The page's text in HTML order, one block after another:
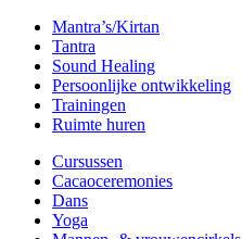
Mantra’s/Kirtan
Tantra
Sound Healing
Persoonlijke ontwikkeling
Trainingen
Ruimte huren
Cursussen
Cacaoceremonies
Dans
Yoga